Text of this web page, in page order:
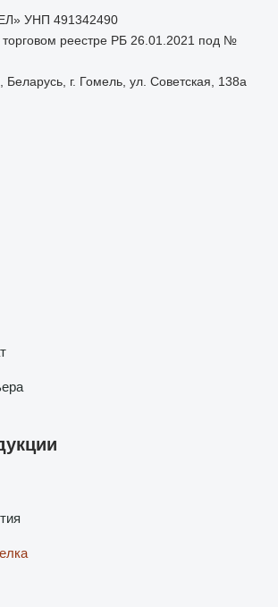
УНП 491342490
торговом реестре РБ 26.01.2021 под №
г. Гомель, ул. Советская, 138а